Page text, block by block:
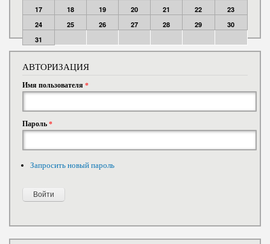
17
18 19 20 21 22
23
24
25 26 27 28 29
30
31
АВТОРИЗАЦИЯ
Имя пользователя *
Пароль*
Запросить новый пароль